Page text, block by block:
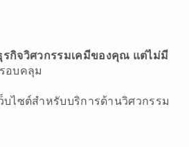
รกิจวิศวกรรมเคมีของคุณ แต่ไม่มี
อบคลุม
บไซต์สำหรับบริการด้านวิศวกรรม